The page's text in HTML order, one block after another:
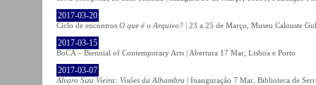
2017-03-20
Ciclo de encontros O que é o Arquivo? | 23 a 25 de Março, Museu Calouste
2017-03-15
BoCA – Biennial of Contemporary Arts | Abertura 17 Mar, Lisboa e Porto
2017-03-07
Álvaro Siza Vieira: Visões da Alhambra | Inauguração 7 Mar, Biblioteca de